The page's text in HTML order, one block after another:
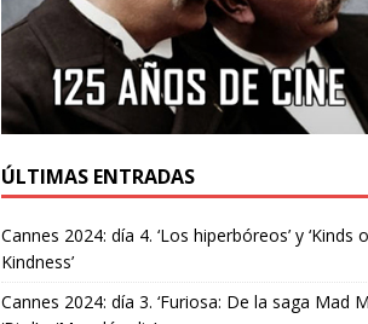
ÚLTIMAS ENTRADAS
Cannes 2024: día 4. ‘Los hiperbóreos’ y ‘Kinds
Kindness’
Cannes 2024: día 3. ‘Furiosa: De la saga Mad